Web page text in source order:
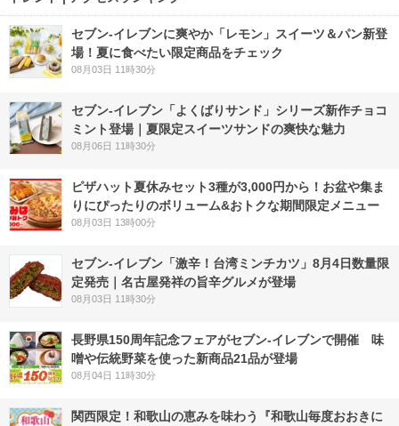
セブン‐イレブンに爽やか「レモン」スイーツ＆パン新登
場！夏に食べたい限定商品をチェック
08月03日 11時30分
セブン‐イレブン「よくばりサンド」シリーズ新作チョコ
ミント登場｜夏限定スイーツサンドの爽快な魅力
08月06日 11時30分
ピザハット夏休みセット3種が3,000円から！お盆や集ま
りにぴったりのボリューム&おトクな期間限定メニュー
08月03日 13時00分
セブン-イレブン「激辛！台湾ミンチカツ」8月4日数量限
定発売｜名古屋発祥の旨辛グルメが登場
08月03日 11時30分
長野県150周年記念フェアがセブン-イレブンで開催 味
噌や伝統野菜を使った新商品21品が登場
08月04日 11時30分
関西限定！和歌山の恵みを味わう『和歌山毎度おおきに